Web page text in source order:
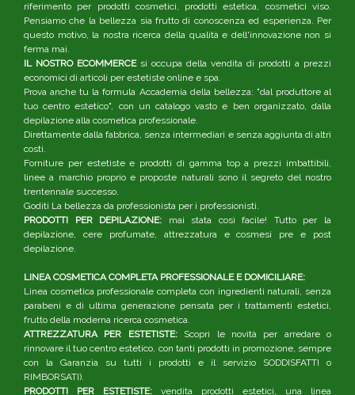
riferimento per prodotti cosmetici, prodotti estetica, cosmetici viso.
Pensiamo che la bellezza sia frutto di conoscenza ed esperienza. Per
questo motivo, la nostra ricerca della qualità e dell'innovazione non si
ferma mai.
IL NOSTRO ECOMMERCEsi occupa della vendita di prodotti a prezzi
economici di articoli per estetiste online e spa.
Prova anche tu la formula Accademia della bellezza: "dal produttore al
tuo centro estetico", con un catalogo vasto e ben organizzato, dalla
depilazione alla cosmetica professionale.
Direttamente dalla fabbrica, senza intermediari e senza aggiunta di altri
costi.
Forniture per estetiste e prodotti di gamma top a prezzi imbattibili,
linee a marchio proprio e proposte naturali sono il segreto del nostro
trentennale successo.
Goditi La bellezza da professionista per i professionisti.
PRODOTTI PER DEPILAZIONE: mai stata così facile! Tutto per la
depilazione, cere profumate, attrezzatura e cosmesi pre e post
depilazione.
LINEA COSMETICA COMPLETA PROFESSIONALE E DOMICILIARE:
Linea cosmetica professionale completa con ingredienti naturali, senza
parabeni e di ultima generazione pensata per i trattamenti estetici,
frutto della moderna ricerca cosmetica.
ATTREZZATURA PER ESTETISTE:Scopri le novità per arredare o
rinnovare il tuo centro estetico, con tanti prodotti in promozione, sempre
con la Garanzia su tutti i prodotti e il servizio SODDISFATTI o
RIMBORSATI).
PRODOTTI PER ESTETISTE: vendita prodotti estetici, una linea